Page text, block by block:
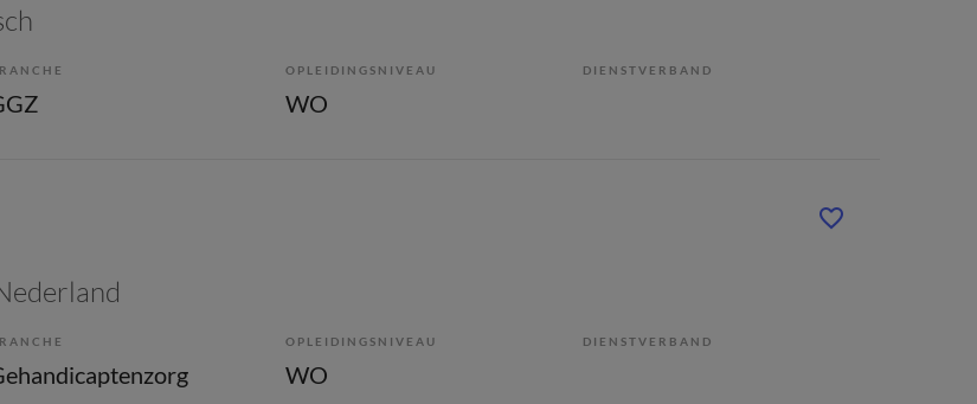
OPLEIDINGSNIVEAU
WO
DIENSTVERBAND
OPLEIDINGSNIVEAU
WO
DIENSTVERBAND